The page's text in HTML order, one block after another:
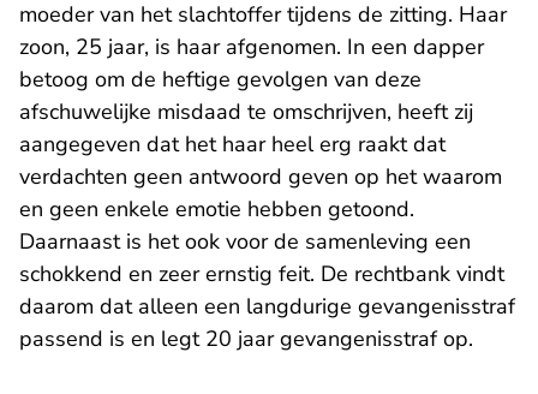
moeder van het slachtoffer tijdens de zitting. Haar
zoon, 25 jaar, is haar afgenomen. In een dapper
betoog om de heftige gevolgen van deze
afschuwelijke misdaad te omschrijven, heeft zij
aangegeven dat het haar heel erg raakt dat
verdachten geen antwoord geven op het waarom
en geen enkele emotie hebben getoond.
Daarnaast is het ook voor de samenleving een
schokkend en zeer ernstig feit. De rechtbank vindt
daarom dat alleen een langdurige gevangenisstraf
passend is en legt 20 jaar gevangenisstraf op.